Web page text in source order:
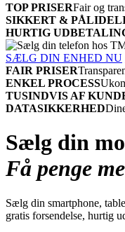
TOP PRISERFair og
SIKKERT &
HURTIG
SÆLG DIN ENHED NU
FAIR PRISER
ENKEL PROCESS
TUSINDVIS AF
DATASIKKERHED
Sælg din
Få penge
Sælg din smartphone,
gratis forsendelse, hurtig